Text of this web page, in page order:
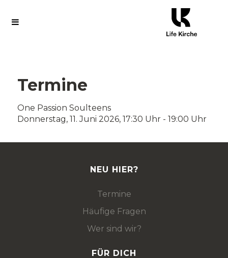
Termine
One Passion Soulteens
Donnerstag, 11. Juni 2026, 17:30 Uhr - 19:00 Uhr
NEU HIER?
Termine
Häufige Fragen
Wer sind wir?
FÜR DICH